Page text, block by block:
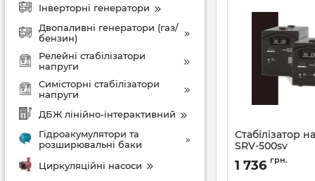
Інверторні генератори
Двопаливні генератори (газ/
бензин)
Релейні стабілізатори
напруги
Симісторні стабілізатори
напруги
ДБЖ лінійно-інтерактивний
Гідроакумулятори та
розширювальні баки
Циркуляційні насоси
Стабілізатор
SRV-500sv
Артикул: 246599
1 736 грн.